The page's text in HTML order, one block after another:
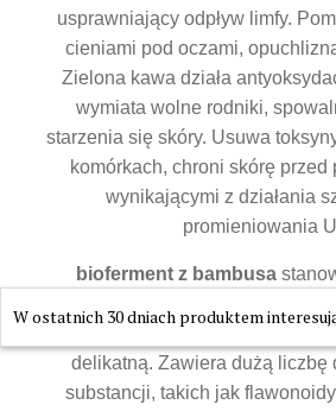
usprawniający odpływ limfy.
cieniami pod oczami,
Zielona kawa działa
wymiata wolne rodniki,
starzenia się skóry. Usuwa
komórkach, chroni skórę przed
wynikającymi z działania
promieniowania
bioferment z bambusa
wygładza i pozostawia skórę
delikatną. Zawiera dużą liczbę
substancji, takich jak
W ostatnich 30 dniach produktem